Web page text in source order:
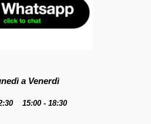
a Venerdì
15:00 - 18:30